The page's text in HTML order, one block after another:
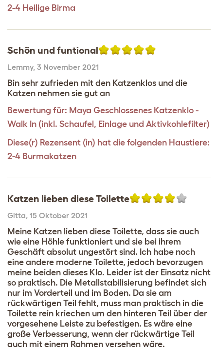
2-4 Heilige Birma
Schön und funtional
Lemmy, 3 November 2021
Bin sehr zufrieden mit den Katzenklos und die
Katzen nehmen sie gut an
Bewertung für: Maya Geschlossenes Katzenklo -
Walk In (inkl. Schaufel, Einlage und Aktivkohlefilter)
Diese(r) Rezensent (in) hat die folgenden Haustiere:
2-4 Burmakatzen
Katzen lieben diese Toilette
Gitta, 15 Oktober 2021
Meine Katzen lieben diese Toilette, dass sie auch
wie eine Höhle funktioniert und sie bei ihrem
Geschäft absolut ungestört sind. Ich habe noch
eine andere moderne Toilette, jedoch bevorzugen
meine beiden dieses Klo. Leider ist der Einsatz nicht
so praktisch. Die Metallstabilisierung befindet sich
nur im Vorderteil und im Boden. Da sie am
rückwärtigen Teil fehlt, muss man praktisch in die
Toilette rein kriechen um den hinteren Teil über der
vorgesehene Leiste zu befestigen. Es wäre eine
große Verbesserung, wenn der rückwärtige Teil
auch mit einem Rahmen versehen wäre.